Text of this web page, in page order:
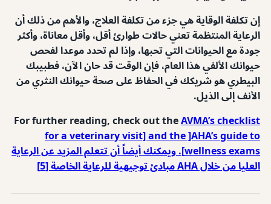
إن تكلفة الوقاية هي جزء من تكلفة العلاج، والأهم من ذلك أن
الرعاية المنتظمة تعني حالات طوارئ أقل، وأقل معاناة، وأكثر
جودة مع الحيوانات التي تحبها، وإذا لم تحدد موعدا لفحص
حيوانك الألفي هذا العام، فإن الوقت قد حان الآن، فطبيبك
البيطري هو شريكك في الحفاظ على صحة حيوانك النثري من
الأنف إلى الذيل.
For further reading, check out theAVMA’s checklist
for a veterinary visit] and the ]AHA’s guide to
wellness exams]. ويمكنك أيضاً أن تتعلم المزيد عن الرعاية
العليا من خلال AHA مبادئ توجيهية للرعاية الخاصة [5]